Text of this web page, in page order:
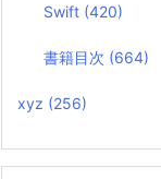
Swift (420)
書籍目次 (664)
xyz (256)